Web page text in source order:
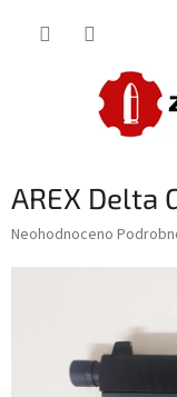
AREX Delta
Průměrné
hvězdiček.
Neohodnoceno